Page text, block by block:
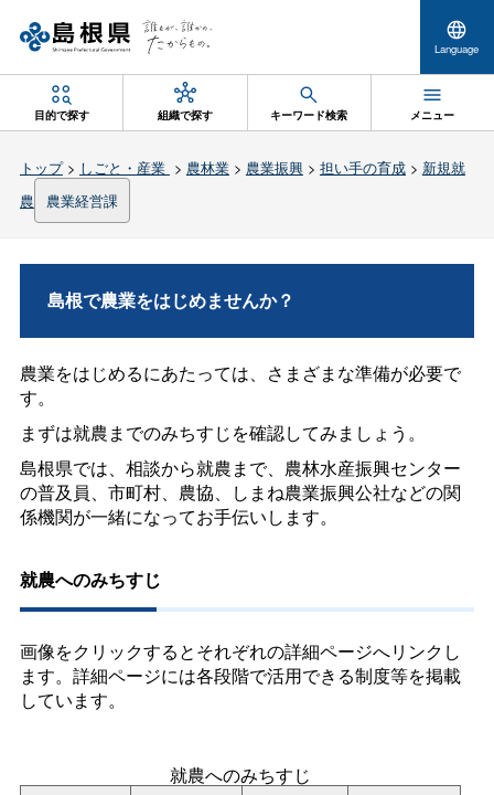
Language
目的で探す 組織で探す キーワード検索 メニュー
トップ> しごと・産業 > 農林業> 農業振興> 担い手の育成> 新規就
農
農業経営課
島根で農業をはじめませんか？
農業をはじめるにあたっては、さまざまな準備が必要で
す。
まずは就農までのみちすじを確認してみましょう。
島根県では、相談から就農まで、農林水産振興センター
の普及員、市町村、農協、しまね農業振興公社などの関
係機関が一緒になってお手伝いします。
就農へのみちすじ
画像をクリックするとそれぞれの詳細ページへリンクし
ます。詳細ページには各段階で活用できる制度等を掲載
しています。
就農へのみちすじ